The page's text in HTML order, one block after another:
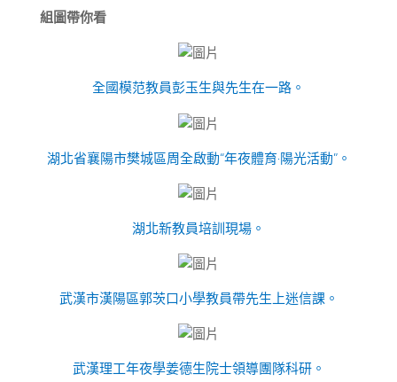
組圖帶你看
全國模范教員彭玉生與先生在一路。
湖北省襄陽市樊城區周全啟動“年夜體育·陽光活動”。
湖北新教員培訓現場。
武漢市漢陽區郭茨口小學教員帶先生上迷信課。
武漢理工年夜學姜德生院士領導團隊科研。